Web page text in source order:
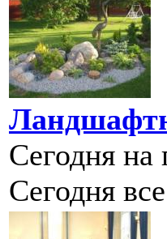
Сегодня
Сегодня